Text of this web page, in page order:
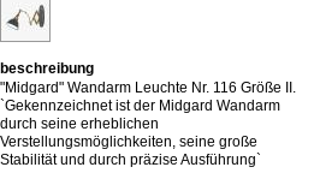
beschreibung
"Midgard" Wandarm Leuchte Nr. 116 Größe II.
`Gekennzeichnet ist der Midgard Wandarm
durch seine erheblichen
Verstellungsmöglichkeiten, seine große
Stabilität und durch präzise Ausführung`